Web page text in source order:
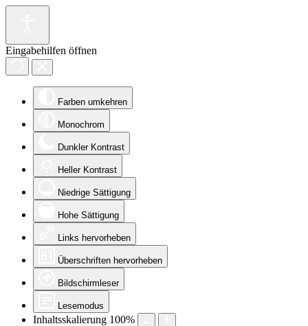
Eingabehilfen öffnen
Farben umkehren
Monochrom
Dunkler Kontrast
Heller Kontrast
Niedrige Sättigung
Hohe Sättigung
Links hervorheben
Überschriften hervorheben
Bildschirmleser
Lesemodus
Inhaltsskalierung 100%